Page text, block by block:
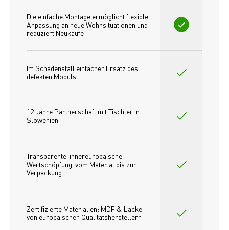
Die einfache Montage ermöglicht flexible
Anpassung an neue Wohnsituationen und
reduziert Neukäufe
Im Schadensfall einfacher Ersatz des
defekten Moduls
12 Jahre Partnerschaft mit Tischler in
Slowenien
Transparente, innereuropäische
Wertschöpfung, vom Material bis zur
Verpackung
Zertifizierte Materialien: MDF & Lacke
von europäischen Qualitätsherstellern